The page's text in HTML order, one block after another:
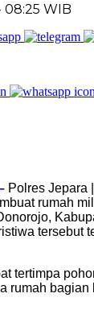
08:25 WIB
Polres Jepara
rumah
tersebut
tertimpa
rumah